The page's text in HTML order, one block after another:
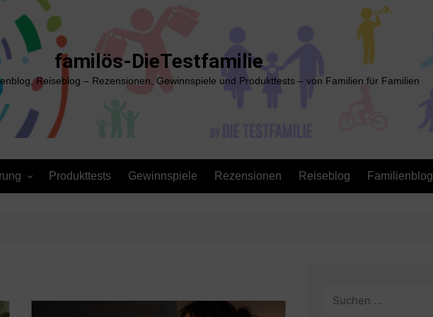
familös-DieTestfamilie
Reiseblog – Rezensionen, Gewinnspiele und Produkttests – von Familien für Familien
Produkttests Gewinnspiele Rezensionen Reiseblog Familienblog